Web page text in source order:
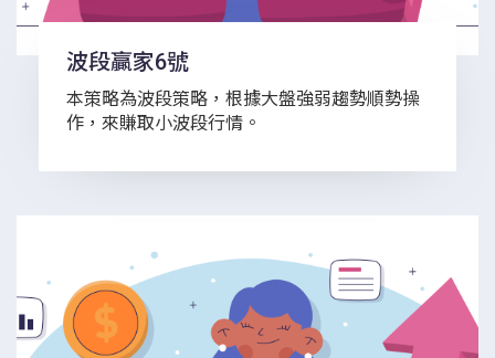
波段贏家6號
本策略為波段策略，根據大盤強弱趨勢順勢操
作，來賺取小波段行情。